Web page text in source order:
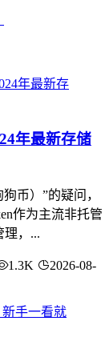
年最新存储
币）”的疑问，
作为主流非托管
理，...
1.3K
2026-08-